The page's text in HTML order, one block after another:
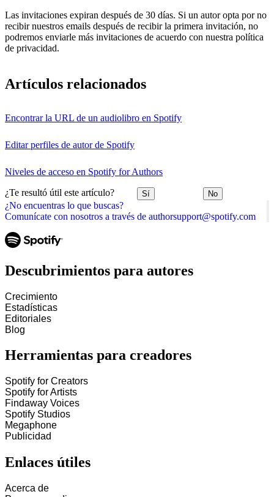
¿No encuentras lo que buscas?
Comunícate con nosotros a través de authorsupport@spotify.com
Las invitaciones expiran después de 30 días. Si un autor opta por no
recibir nuestros emails después de recibir la primera invitación, no
podremos enviarle más invitaciones de acuerdo con nuestra política
de privacidad.
Artículos relacionados
Encontrar la URL de un audiolibro en Spotify
Editar perfiles de autor de Spotify
Niveles de acceso en Spotify for Authors
¿Te resultó útil este artículo? Sí No
Descubrimientos para autores
Crecimiento
Estadísticas
Editoriales
Blog
Herramientas para creadores
Spotify for Creators
Spotify for Artists
Findaway Voices
Spotify Studios
Megaphone
Publicidad
Enlaces útiles
Acerca de